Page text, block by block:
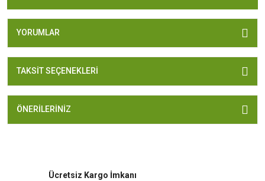
YORUMLAR
TAKSIT SEÇENEKLERI
ÖNERILERINIZ
Ücretsiz Kargo İmkanı